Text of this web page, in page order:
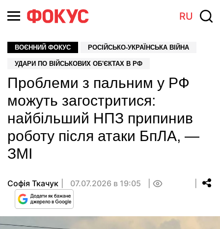
RU
ВОЄННИЙ ФОКУС РОСІЙСЬКО-УКРАЇНСЬКА ВІЙНА
УДАРИ ПО ВІЙСЬКОВИХ ОБ'ЄКТАХ В РФ
Проблеми з пальним у РФ
можуть загостритися:
найбільший НПЗ припинив
роботу після атаки БпЛА, —
ЗМІ
Софія Ткачук 07.07.2026 в 19:05